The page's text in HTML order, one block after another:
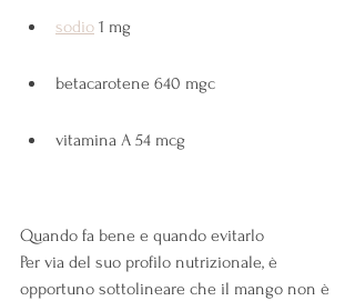
sodio 1 mg
betacarotene 640 mgc
vitamina A 54 mcg
Quando fa bene e quando evitarlo
Per via del suo profilo nutrizionale, è
opportuno sottolineare che il mango non è